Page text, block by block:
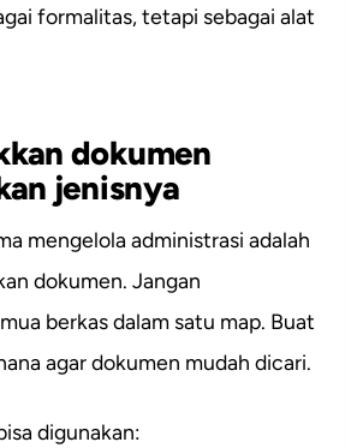
formalitas, tetapi sebagai alat
dokumen
jenisnya
mengelola administrasi adalah
dokumen. Jangan
berkas dalam satu map. Buat
agar dokumen mudah dicari.
digunakan: